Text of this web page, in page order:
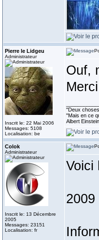
Pierre le Lidgeu
Administrateur
Inscrit le: 22 Mai 2006
Messages: 5108
Localisation: be
Ouf,
''Deux
"Mais en ce
Albert
Colok
Administrateur
Inscrit le: 13 Décembre
2005
Messages: 23151
Localisation: fr
Voici
2009